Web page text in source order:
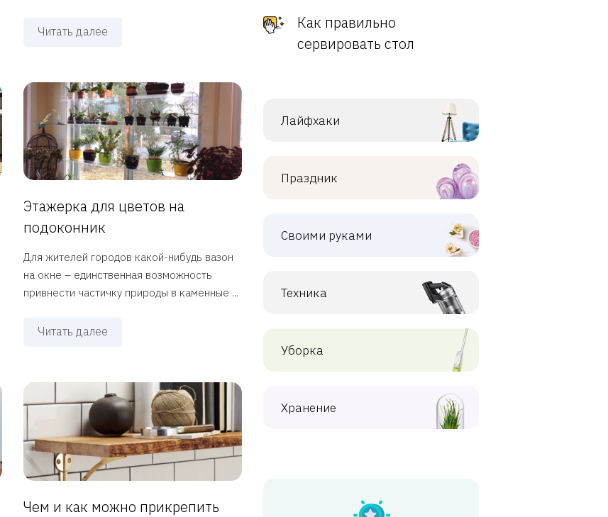
Читать далее
Этажерка для цветов на
подоконник
Для жителей городов какой-нибудь вазон
на окне – единственная возможность
привнести частичку природы в каменные ...
Читать далее
Чем и как можно прикрепить
Как правильно
сервировать стол
Лайфхаки
Праздник
Своими руками
Техника
Уборка
Хранение